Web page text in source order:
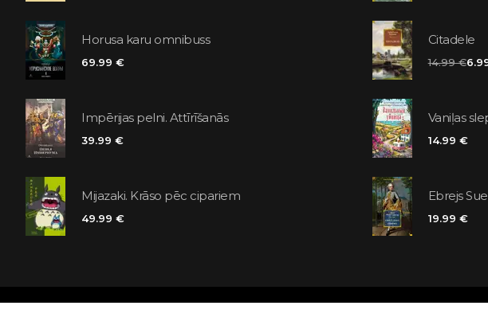
Horusa karu omnibuss
69.99 €
Impērijas pelni. Attīrīšanās
39.99 €
Mijazaki. Krāso pēc cipariem
49.99 €
Citadele
14.99 €
Vaniļas
14.99 €
Ebrejs
19.99 €